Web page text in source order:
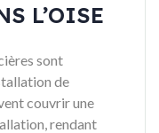
L’OISE
sont
de
couvrir une
rendant